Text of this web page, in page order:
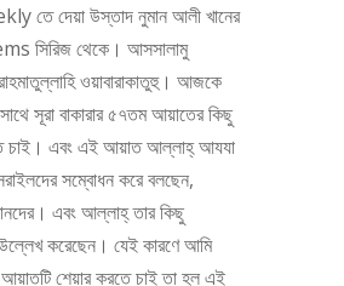
তে দেয়া উস্তাদ নুমান আলী খানের
সিরিজ থেকে। আসসালামু
ওয়াবারাকাতুহু। আজকে
সূরা বাকারার ৫৭তম আয়াতের কিছু
চাই। এবং এই আয়াত আল্লাহ্‌ আযযা
সম্বোধন করে বলছেন,
এবং আল্লাহ্‌ তার কিছু
করেছেন। যেই কারণে আমি
শেয়ার করতে চাই তা হল এই